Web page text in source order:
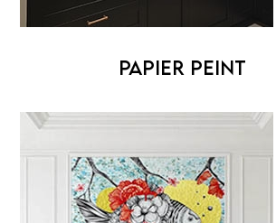
PAPIER PEINT